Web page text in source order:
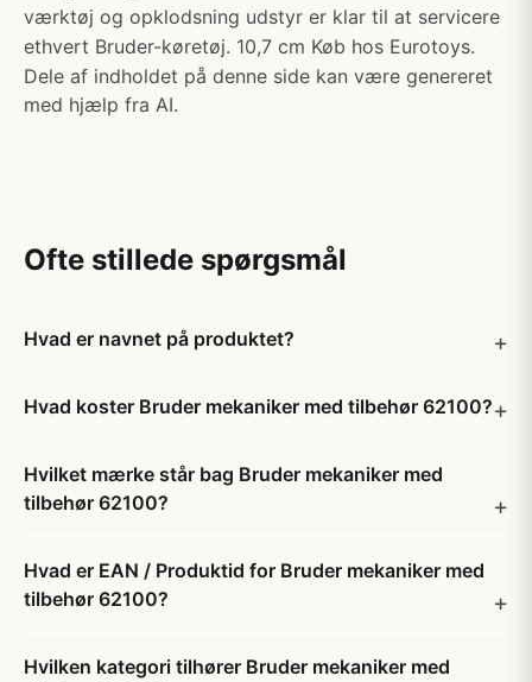
værktøj og opklodsning udstyr er klar til at servicere
ethvert Bruder-køretøj. 10,7 cm Køb hos Eurotoys.
Dele af indholdet på denne side kan være genereret
med hjælp fra AI.
Ofte stillede spørgsmål
Hvad er navnet på produktet?
Hvad koster Bruder mekaniker med tilbehør 62100?
Hvilket mærke står bag Bruder mekaniker med
tilbehør 62100?
Hvad er EAN / Produktid for Bruder mekaniker med
tilbehør 62100?
Hvilken kategori tilhører Bruder mekaniker med